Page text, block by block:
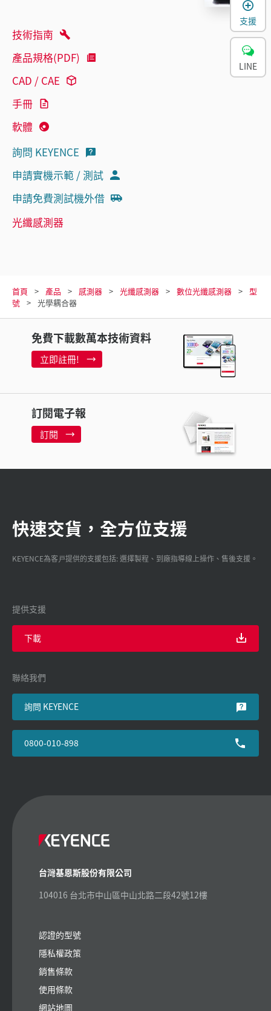
技術指南
產品規格(PDF)
CAD / CAE
手冊
軟體
詢問 KEYENCE
申請實機示範 / 測試
申請免費測試機外借
光纖感測器
首頁 產品 感測器 光纖感測器 數位光纖感測器
型
號
光學耦合器
免費下載數萬本技術資料
立即註冊!
訂閱電子報
訂閱
快速交貨，全方位支援
KEYENCE為客戸提供的支援包括: 選擇製程、到廠指導線上操作、售後支援。
提供支援
下載
聯絡我們
詢問 KEYENCE
0800-010-898
台灣基恩斯股份有限公司
104016 台北市中山區中山北路二段42號12樓
認證的型號
隱私權政策
銷售條款
使用條款
網站地圖
支援
LINE